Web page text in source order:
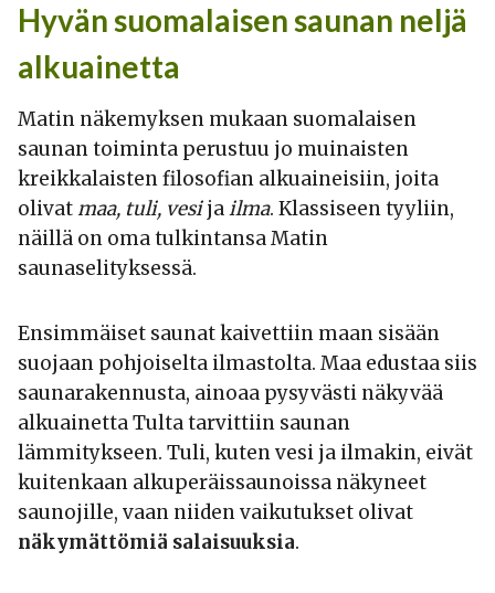
Hyvän suomalaisen saunan neljä
alkuainetta
Matin näkemyksen mukaan suomalaisen
saunan toiminta perustuu jo muinaisten
kreikkalaisten filosofian alkuaineisiin, joita
olivatmaa, tuli, vesijailma. Klassiseen tyyliin,
näillä on oma tulkintansa Matin
saunaselityksessä.
Ensimmäiset saunat kaivettiin maan sisään
suojaan pohjoiselta ilmastolta. Maa edustaa siis
saunarakennusta, ainoaa pysyvästi näkyvää
alkuainetta Tulta tarvittiin saunan
lämmitykseen. Tuli, kuten vesi ja ilmakin, eivät
kuitenkaan alkuperäissaunoissa näkyneet
saunojille, vaan niiden vaikutukset olivat
näkymättömiä salaisuuksia.